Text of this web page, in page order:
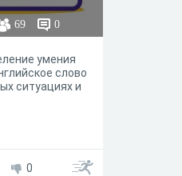
69 0
умения
слово
ситуациях и
0